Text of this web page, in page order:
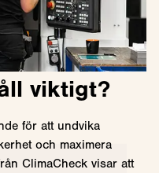
viktigt?
för att undvika
och maximera
ClimaCheck visar att